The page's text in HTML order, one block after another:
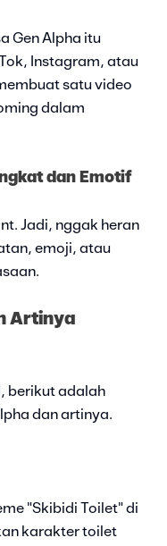
Gen Alpha itu
Instagram, atau
satu video
dalam
dan Emotif
Jadi, nggak heran
emoji, atau
Artinya
berikut adalah
dan artinya.
"Skibidi Toilet" di
karakter toilet